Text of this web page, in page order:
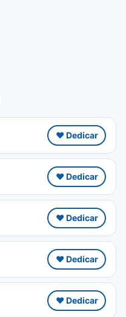
❤️ Dedicar
❤️ Dedicar
❤️ Dedicar
❤️ Dedicar
❤️ Dedicar